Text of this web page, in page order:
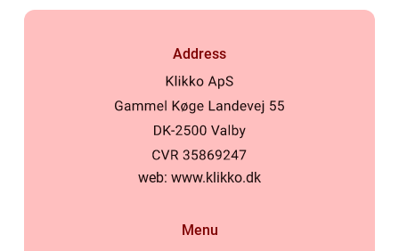
Address
web: www.klikko.dk
Menu